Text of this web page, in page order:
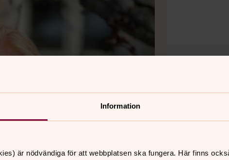
Information
är nödvändiga för att webbplatsen ska fungera. Här finns